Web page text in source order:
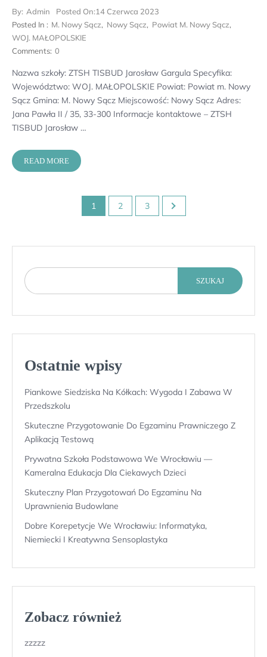
By: Admin Posted On:14 Czerwca 2023
Posted In : M. Nowy Sącz, Nowy Sącz, Powiat M. Nowy Sącz,
WOJ. MAŁOPOLSKIE
Comments: 0
Nazwa szkoły: ZTSH TISBUD Jarosław Gargula Specyfika:
Województwo: WOJ. MAŁOPOLSKIE Powiat: Powiat m. Nowy
Sącz Gmina: M. Nowy Sącz Miejscowość: Nowy Sącz Adres:
Jana Pawła II / 35, 33-300 Informacje kontaktowe – ZTSH
TISBUD Jarosław …
READ MORE
Stronicowanie
1 2 3
SZUKAJ
Ostatnie wpisy
Piankowe Siedziska Na Kółkach: Wygoda I Zabawa W
Przedszkolu
Skuteczne Przygotowanie Do Egzaminu Prawniczego Z
Aplikacją Testową
Prywatna Szkoła Podstawowa We Wrocławiu —
Kameralna Edukacja Dla Ciekawych Dzieci
Skuteczny Plan Przygotowań Do Egzaminu Na
Uprawnienia Budowlane
Dobre Korepetycje We Wrocławiu: Informatyka,
Niemiecki I Kreatywna Sensoplastyka
Zobacz również
zzzzz